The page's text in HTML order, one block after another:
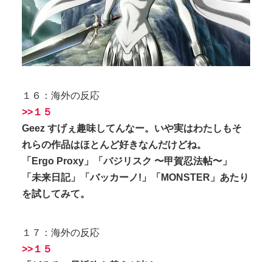
１６：海外の反応
>>１５
Geez すげぇ趣味してんなー。いや実はわたしもそ
れらの作品はほとんど好きなんだけどね。
「Ergo Proxy」「バジリスク 〜甲賀忍法帖〜」
「未来日記」「バッカーノ!」「MONSTER」あたり
を試してみて。
１７：海外の反応
>>１５